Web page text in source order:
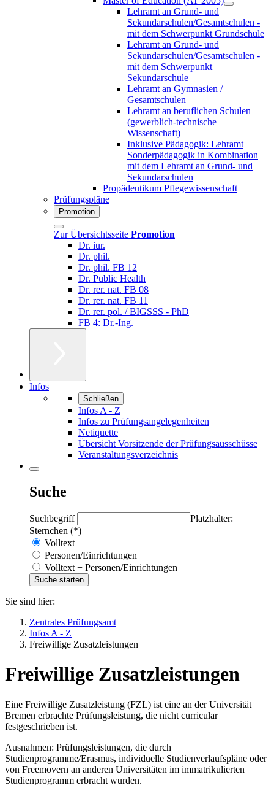
Lehramt an Grund- und
Sekundarschulen/Gesamtschulen -
mit dem Schwerpunkt Grundschule
Lehramt an Grund- und
Sekundarschulen/Gesamtschulen -
mit dem Schwerpunkt
Sekundarschule
Lehramt an Gymnasien /
Gesamtschulen
Lehramt an beruflichen Schulen
(gewerblich-technische
Wissenschaft)
Inklusive Pädagogik: Lehramt
Sonderpädagogik in Kombination
mit dem Lehramt an Grund- und
Sekundarschulen
Propädeutikum Pflegewissenschaft
Prüfungspläne
Promotion
Zur Übersichtsseite Promotion
Dr. iur.
Dr. phil.
Dr. phil. FB 12
Dr. Public Health
Dr. rer. nat. FB 08
Dr. rer. nat. FB 11
Dr. rer. pol. / BIGSSS - PhD
FB 4: Dr.-Ing.
Infos
Schließen
Infos A - Z
Infos zu Prüfungsangelegenheiten
Netiquette
Übersicht Vorsitzende der Prüfungsausschüsse
Veranstaltungsverzeichnis
Suche
Suchbegriff
Platzhalter:
Sternchen (*)
Volltext
Personen/Einrichtungen
Volltext + Personen/Einrichtungen
Sie sind hier:
Zentrales Prüfungsamt
Infos A - Z
Freiwillige Zusatzleistungen
Freiwillige Zusatzleistungen
Eine Freiwillige Zusatzleistung (FZL) ist eine an der Universität
Bremen erbrachte Prüfungsleistung, die nicht curricular
festgeschrieben ist.
Ausnahmen: Prüfungsleistungen, die durch
Studienprogramme/Erasmus, individuelle Studienverlaufspläne oder
von Freemovern an anderen Universitäten im immatrikulierten
Studienprogramm erbracht wurden.